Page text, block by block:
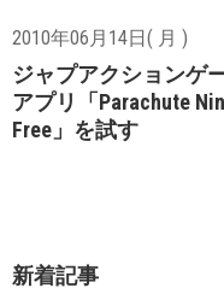
2010年06月14日( 月 )
ジャプアクションゲ
アプリ「Parachute
Free」を試す
新着記事